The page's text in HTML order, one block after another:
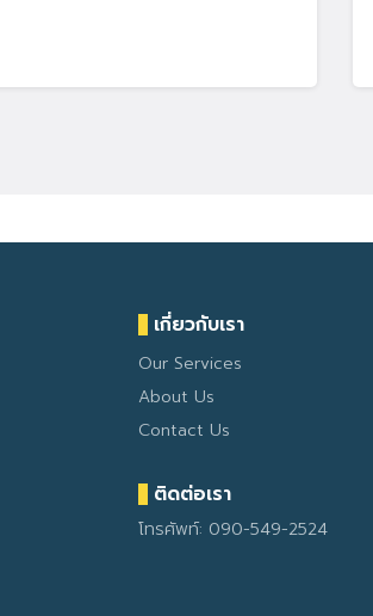
เกี่ยวกับเรา
Our Services
About Us
Contact Us
ติดต่อเรา
โทรศัพท์: 090-549-2524